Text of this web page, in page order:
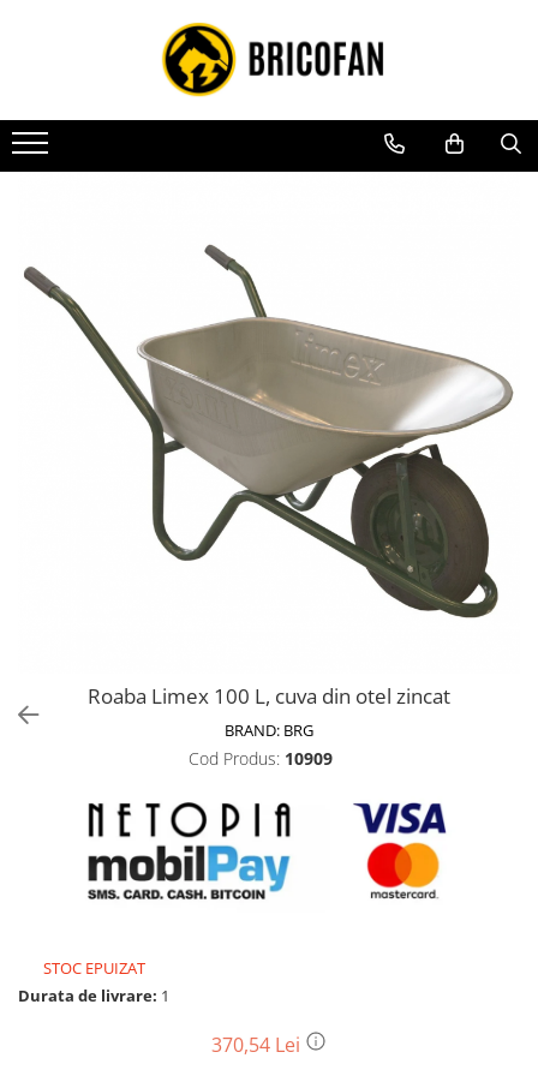
Toate Produsele
Vehicule electrice
Atv
Masini electrice
Motocross
Piese de schimb vehicule electrice
Scutere electrice
Scutere pe benzina
Tricicluri cargo fara permis
Tricicluri persoane
Trotinete electrice
Motoburghie si accesorii
Drujbe, fierastraie electrice
Drujbe pe benzina
Drujbe cu acumulator
Consumabile drujbe, fierastraie
Drujbe electrice
Unelte electrice busteni
Batoze - mori desfacat porumb
Roaba Limex 100 L, cuva din otel zincat
BRAND: BRG
Cod Produs: 10909
STOC EPUIZAT
Durata de livrare: 1
370,54 Lei